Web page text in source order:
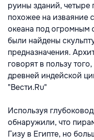
руины зданий, четыре
похожее на изваяние
океана под огромным
были найдены
предназначения.
говорят в пользу
древней индейской
"Вести.Ru"
Используя
обнаружили, что
Гизу в Египте, но